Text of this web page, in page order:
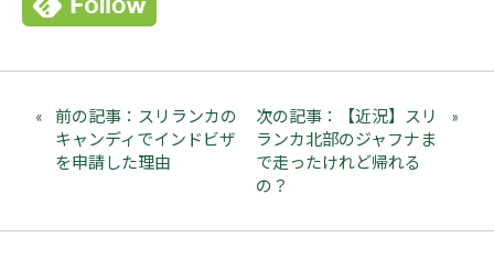
前の記事：スリランカの
キャンディでインドビザ
を申請した理由
次の記事：【近況】スリ
ランカ北部のジャフナま
で走ったけれど帰れる
の？